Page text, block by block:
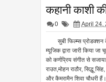
कहानी काशी
0 April 24,
सुबी फिल्म्स प्रोडक्शन के
म्यूजिक द्वारा जारी किया
को कर्णप्रिय संगीत से
राउत,मोहन राठौर, सिद्धू
और कैमरामैन शिवा चौधरी हैं।